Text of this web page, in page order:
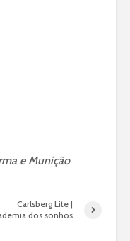
e Munição
Carlsberg Lite |
dos sonhos